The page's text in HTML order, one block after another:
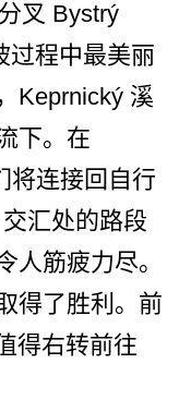
叉 Bystrý
过程中­最美丽
Ke­prnický 溪
下。在
将连接回自行
汇处的路段
人筋疲力尽。
得了胜利。前
得右转前往